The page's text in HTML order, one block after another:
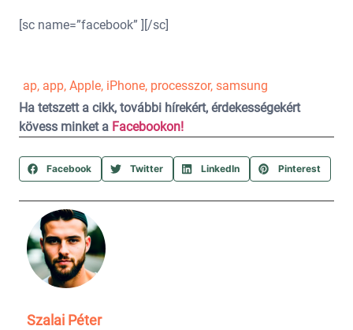
[sc name=”facebook” ][/sc]
ap, app, Apple, iPhone, processzor, samsung
Ha tetszett a cikk, további hírekért, érdekességekért
kövess minket a Facebookon!
Facebook Twitter LinkedIn Pinterest
Szalai Péter